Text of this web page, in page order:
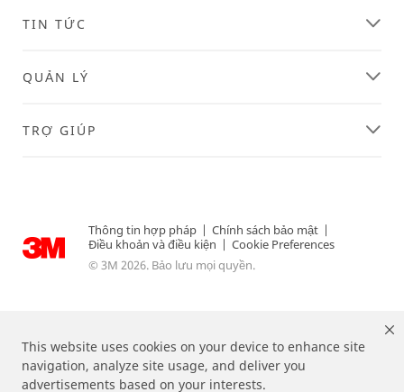
This website uses cookies on your device to enhance site
navigation, analyze site usage, and deliver you
advertisements based on your interests.
TIN TỨC
QUẢN LÝ
TRỢ GIÚP
Thông tin hợp pháp | Chính sách bảo mật |
Điều khoản và điều kiện | Cookie Preferences
© 3M 2026. Bảo lưu mọi quyền.